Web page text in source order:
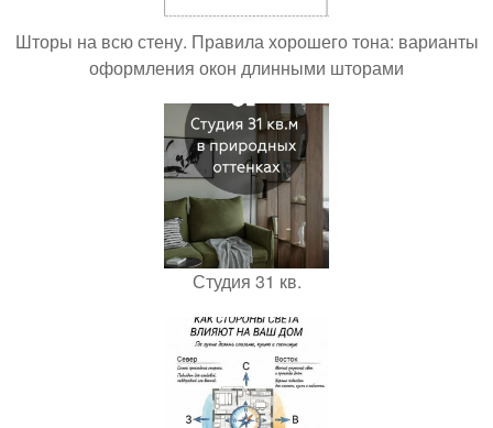
Шторы на всю стену. Правила хорошего тона: варианты
оформления окон длинными шторами
Студия 31 кв.